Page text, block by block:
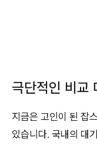
극단적인 비교
지금은 고인이 된 잡
있습니다. 국내의 대